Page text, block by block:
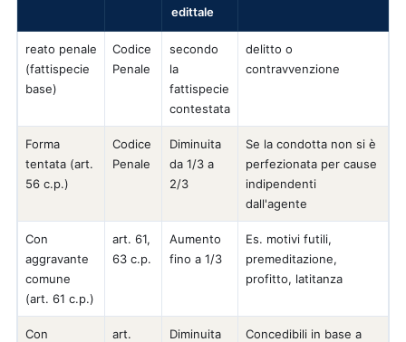
edittale
reato penale
(fattispecie
base)
Codice
Penale
secondo
la
fattispecie
contestata
delitto o
contravvenzione
Forma
tentata (art.
56 c.p.)
Codice
Penale
Diminuita
da 1/3 a
2/3
Se la condotta non si è
perfezionata per cause
indipendenti
dall'agente
Con
aggravante
comune
(art. 61 c.p.)
art. 61,
63 c.p.
Aumento
fino a 1/3
Es. motivi futili,
premeditazione,
profitto, latitanza
Con
art.
Diminuita
Concedibili in base a